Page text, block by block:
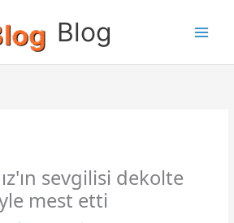
Blog
sevgilisi dekolte
mest etti